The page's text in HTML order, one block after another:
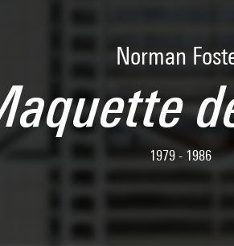
Norman
1979 - 1986